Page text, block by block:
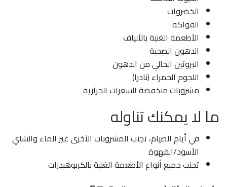
الخضروات
الفواكه
الأطعمة الغنية بالألياف
الدهون الصحية
البروتين الخالي من الدهون
اللحوم الحمراء (نادرا)
مشروبات منخفضة السعرات الحرارية
ما لا يمكنك تناوله
في أيام الصيام، تجنب المشروبات الأخرى غير الماء والشاي
الأسود/القهوة
تجنب جميع أنواع الأطعمة الغنية بالكربوهيدرات